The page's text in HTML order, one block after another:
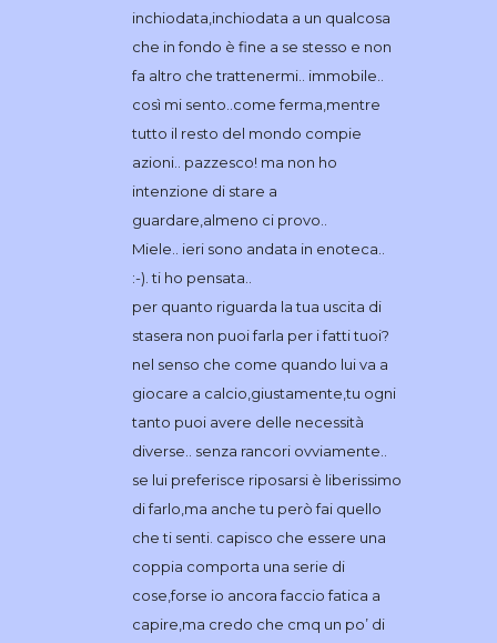
inchiodata,inchiodata a un qualcosa
che in fondo è fine a se stesso e non
fa altro che trattenermi.. immobile..
così mi sento..come ferma,mentre
tutto il resto del mondo compie
azioni.. pazzesco! ma non ho
intenzione di stare a
guardare,almeno ci provo..
Miele.. ieri sono andata in enoteca..
:-). ti ho pensata..
per quanto riguarda la tua uscita di
stasera non puoi farla per i fatti tuoi?
nel senso che come quando lui va a
giocare a calcio,giustamente,tu ogni
tanto puoi avere delle necessità
diverse.. senza rancori ovviamente..
se lui preferisce riposarsi è liberissimo
di farlo,ma anche tu però fai quello
che ti senti. capisco che essere una
coppia comporta una serie di
cose,forse io ancora faccio fatica a
capire,ma credo che cmq un po’ di